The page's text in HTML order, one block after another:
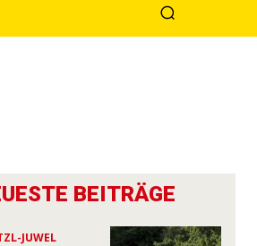
BEITRÄGE
JUWEL